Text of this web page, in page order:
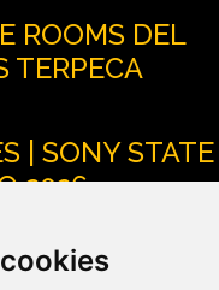
ROOMS DEL
TERPECA
| SONY STATE
2026
ROOMS Y OCIO